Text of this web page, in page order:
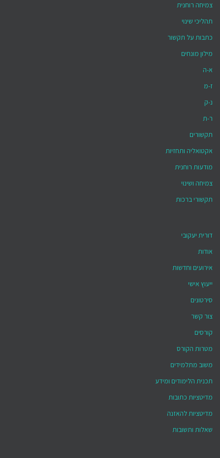
צמיחה רוחנית
תהליכי שינוי
כתבות על תקשור
מילון מונחים
א-ה
ז-מ
נ-ק
ר-ת
תקשורים
אקטואליה ותחזיות
מודעות רוחנית
צמיחה ושינוי
תקשורי ברכות
דורית יעקובי
אודות
אירועים וחדשות
ייעוץ אישי
סירטונים
צור קשר
קורסים
מטרות הקורס
משוב מתלמידים
תכנית הלימודים ומידע
מדיטציות כתובות
מדיטציות להאזנה
שאלות ותשובות